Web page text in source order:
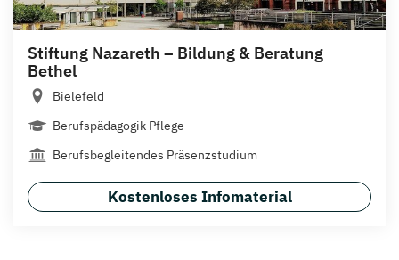
Stiftung Nazareth – Bildung & Beratung
Bethel
Bielefeld
Berufspädagogik Pflege
Berufsbegleitendes Präsenzstudium
Kostenloses Infomaterial